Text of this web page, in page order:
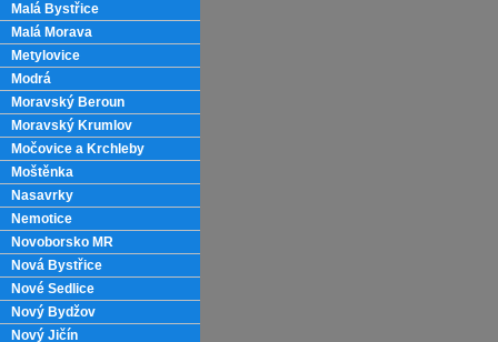
Malá Bystřice
Malá Morava
Metylovice
Modrá
Moravský Beroun
Moravský Krumlov
Močovice a Krchleby
Moštěnka
Nasavrky
Nemotice
Novoborsko MR
Nová Bystřice
Nové Sedlice
Nový Bydžov
Nový Jičín